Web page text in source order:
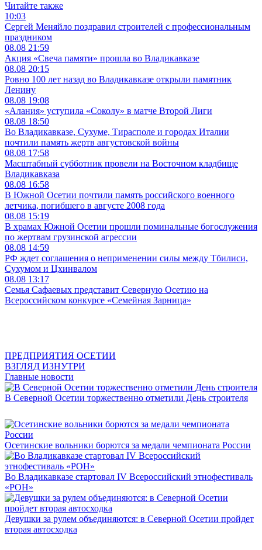
Читайте также
10:03
Сергей Меняйло поздравил строителей с профессиональным
праздником
08.08 21:59
Акция «Свеча памяти» прошла во Владикавказе
08.08 20:15
Ровно 100 лет назад во Владикавказе открыли памятник
Ленину
08.08 19:08
«Алания» уступила «Соколу» в матче Второй Лиги
08.08 18:50
Во Владикавказе, Сухуме, Тирасполе и городах Италии
почтили память жертв августовской войны
08.08 17:58
Масштабный субботник провели на Восточном кладбище
Владикавказа
08.08 16:58
В Южной Осетии почтили память российского военного
летчика, погибшего в августе 2008 года
08.08 15:19
В храмах Южной Осетии прошли поминальные богослужения
по жертвам грузинской агрессии
08.08 14:59
РФ ждет соглашения о неприменении силы между Тбилиси,
Сухумом и Цхинвалом
08.08 13:17
Семья Сафаевых представит Северную Осетию на
Всероссийском конкурсе «Семейная Зарница»
ПРЕДПРИЯТИЯ ОСЕТИИ
ВЗГЛЯД ИЗНУТРИ
Главные новости
В Северной Осетии торжественно отметили День строителя
Осетинские вольники борются за медали чемпионата России
Во Владикавказе стартовал IV Всероссийский этнофестиваль
«РОН»
Девушки за рулем объединяются: в Северной Осетии пройдет
вторая автосходка